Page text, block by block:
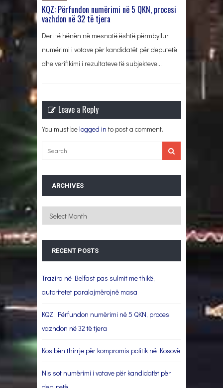
KQZ: Përfundon numërimi në 5 QKN, procesi
vazhdon në 32 të tjera
Deri të hënën në mesnatë është përmbyllur
numërimi i votave për kandidatët për deputetë
dhe verifikimi i rezultateve të subjekteve…
Leave a Reply
You must be logged in to post a comment.
ARCHIVES
Archives
RECENT POSTS
Trazira në Belfast pas sulmit me thikë,
autoritetet paralajmërojnë masa
KQZ: Përfundon numërimi në 5 QKN, procesi
vazhdon në 32 të tjera
Kos bën thirrje për kompromis politik në Kosovë
Nis sot numërimi i votave për kandidatët për